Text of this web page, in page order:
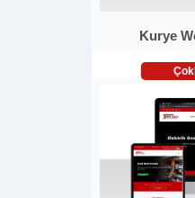
Kurye